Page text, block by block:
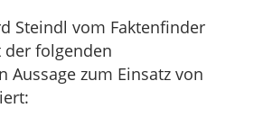
Steindl vom Faktenfinder
folgenden
Aussage zum Einsatz von